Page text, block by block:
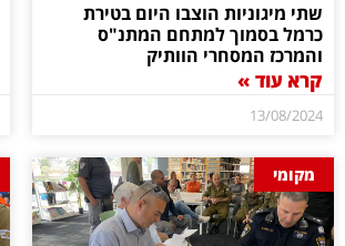
שתי מיגוניות הוצבו היום בטירת
כרמל בסמוך למתחם המתנ"ס
והמרכז המסחרי הוותיק
קרא עוד »
13/08/2024
מקומי